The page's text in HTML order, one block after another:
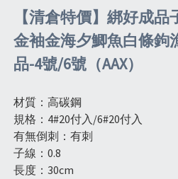
【清倉特價】綁好成品
金袖金海夕鯽魚白條鉤
品-4號/6號（AAX）
材質：高碳鋼
規格：4#20付入/6#20付入
有無倒刺：有刺
子線：0.8
長度：30cm